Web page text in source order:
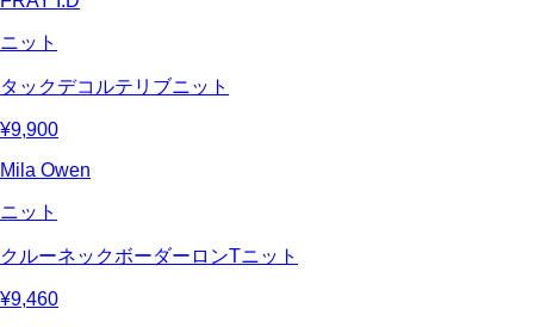
ニット
タックデコルテリブニット
¥9,900
Mila Owen
ニット
クルーネックボーダーロンTニット
¥9,460